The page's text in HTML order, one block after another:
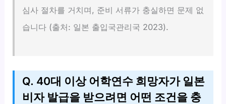
심사 절차를 거치며, 준비 서류가 충실하면 문제 없
습니다 (출처: 일본 출입국관리국 2023).
Q. 40대 이상 어학연수 희망자가 일본
비자 발급을 받으려면 어떤 조건을 충